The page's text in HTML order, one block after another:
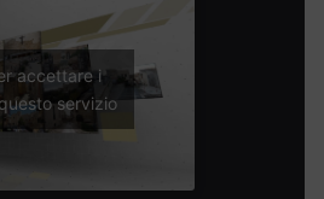
accettare i
servizio